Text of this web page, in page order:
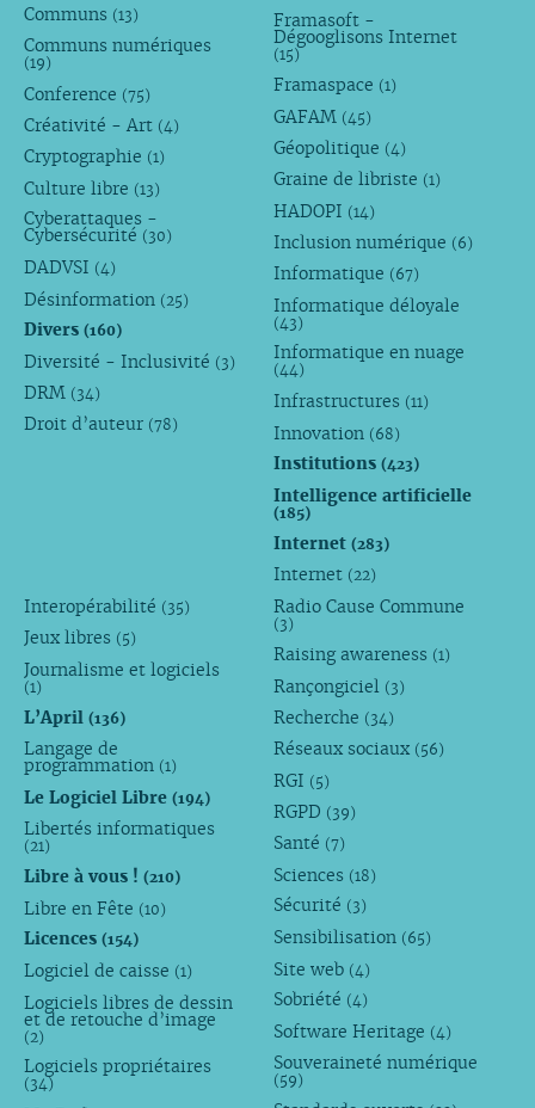
Communs (13)
Communs numériques
(19)
Conference (75)
Créativité - Art (4)
Cryptographie (1)
Culture libre (13)
Cyberattaques -
Cybersécurité (30)
DADVSI (4)
Désinformation (25)
Divers (160)
Diversité - Inclusivité (3)
DRM (34)
Droit d’auteur (78)
Framasoft -
Dégooglisons Internet
(15)
Framaspace (1)
GAFAM (45)
Géopolitique (4)
Graine de libriste (1)
HADOPI (14)
Inclusion numérique (6)
Informatique (67)
Informatique déloyale
(43)
Informatique en nuage
(44)
Infrastructures (11)
Innovation (68)
Institutions(423)
Intelligence artificielle
(185)
Internet(283)
Internet (22)
Interopérabilité (35)
Jeux libres (5)
Journalisme et logiciels
(1)
L’April (136)
Langage de
programmation (1)
Le Logiciel Libre (194)
Libertés informatiques
(21)
Libre à vous ! (210)
Libre en Fête (10)
Licences (154)
Logiciel de caisse (1)
Logiciels libres de dessin
et de retouche d’image
(2)
Logiciels propriétaires
(34)
Radio Cause Commune
(3)
Raising awareness (1)
Rançongiciel (3)
Recherche (34)
Réseaux sociaux (56)
RGI (5)
RGPD (39)
Santé (7)
Sciences (18)
Sécurité (3)
Sensibilisation (65)
Site web (4)
Sobriété (4)
Software Heritage (4)
Souveraineté numérique
(59)